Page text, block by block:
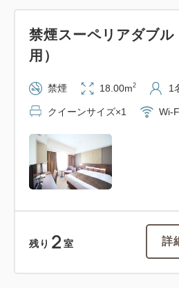
禁煙スーペリアダブル
用）
禁煙 18.00m2 1
クイーンサイズ×1 Wi-
残り 2 室 詳